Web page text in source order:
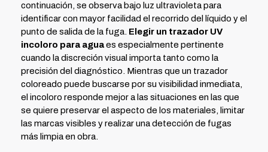
continuación, se observa bajo luz ultravioleta para
identificar con mayor facilidad el recorrido del líquido y el
punto de salida de la fuga. Elegir un trazador UV
incoloro para aguaes especialmente pertinente
cuando la discreción visual importa tanto como la
precisión del diagnóstico. Mientras que un trazador
coloreado puede buscarse por su visibilidad inmediata,
el incoloro responde mejor a las situaciones en las que
se quiere preservar el aspecto de los materiales, limitar
las marcas visibles y realizar una detección de fugas
más limpia en obra.